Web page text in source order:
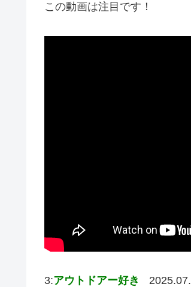
この動画は注目です！
3:アウトドアー好き